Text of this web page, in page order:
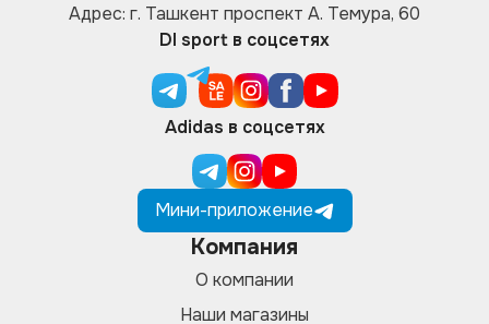
Адрес: г. Ташкент проспект А. Темура, 60
DI sport в соцсетях
Adidas в соцсетях
Мини-приложение
Компания
О компании
Наши магазины